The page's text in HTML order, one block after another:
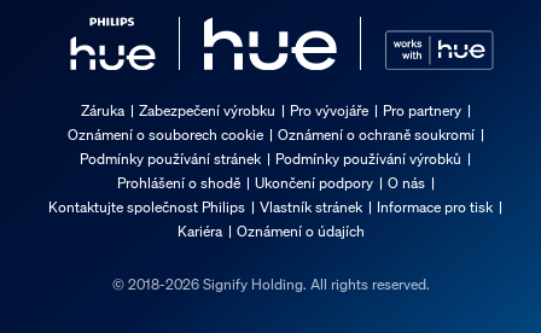
Záruka Zabezpečení výrobku Pro vývojáře
Pro partnery
Oznámení o souborech cookie
Oznámení o ochraně soukromí
Podmínky používání stránek
Podmínky používání výrobků
Prohlášení o shodě
Ukončení podpory
O nás
Kontaktujte společnost Philips
Vlastník stránek
Informace pro tisk
Kariéra
Oznámení o údajích
© 2018-2026 Signify Holding. All rights reserved.